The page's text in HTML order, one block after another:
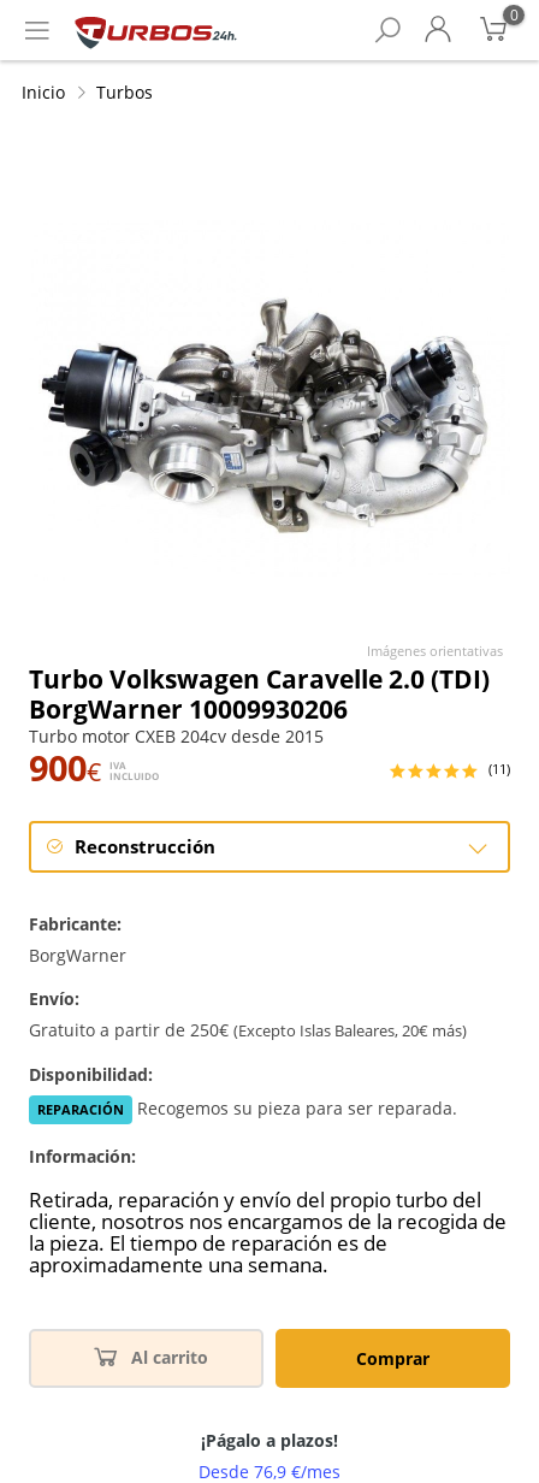
0
Inicio Turbos
Turbo Volkswagen Caravelle 2.0 (TDI)
BorgWarner 10009930206
Turbo motor CXEB 204cv desde 2015
900€
IVA
INCLUIDO
(11)
Reconstrucción
Fabricante:
BorgWarner
Envío:
Gratuito a partir de 250€ (Excepto Islas Baleares, 20€ más)
Disponibilidad:
REPARACIÓN Recogemos su pieza para ser reparada.
Información:
Retirada, reparación y envío del propio turbo del
cliente, nosotros nos encargamos de la recogida de
la pieza. El tiempo de reparación es de
aproximadamente una semana.
Al carrito Comprar
Imágenes orientativas